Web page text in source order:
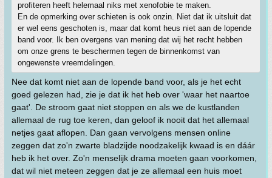
profiteren heeft helemaal niks met xenofobie te maken.
En de opmerking over schieten is ook onzin. Niet dat ik uitsluit dat
er wel eens geschoten is, maar dat komt heus niet aan de lopende
band voor. Ik ben overgens van mening dat wij het recht hebben
om onze grens te beschermen tegen de binnenkomst van
ongewenste vreemdelingen.
Nee dat komt niet aan de lopende band voor, als je het echt
goed gelezen had, zie je dat ik het heb over 'waar het naartoe
gaat'. De stroom gaat niet stoppen en als we de kustlanden
allemaal de rug toe keren, dan geloof ik nooit dat het allemaal
netjes gaat aflopen. Dan gaan vervolgens mensen online
zeggen dat zo'n zwarte bladzijde noodzakelijk kwaad is en dáár
heb ik het over. Zo'n menselijk drama moeten gaan voorkomen,
dat wil niet meteen zeggen dat je ze allemaal een huis moet